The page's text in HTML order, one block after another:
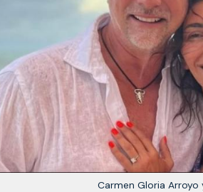
Carmen Gloria